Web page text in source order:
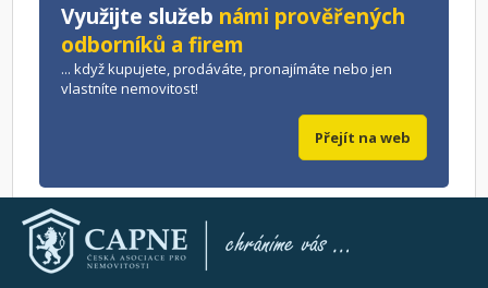
Využijte služeb námi prověřených
odborníků a firem
... když kupujete, prodáváte, pronajímáte nebo jen
vlastníte nemovitost!
Přejít na web